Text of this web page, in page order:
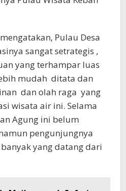
Pulau Desa
sangat setrategis ,
yang terhampar luas
mudah ditata dan
dan olah raga yang
wisata air ini. Selama
Agung ini belum
pengunjungnya
yang datang dari